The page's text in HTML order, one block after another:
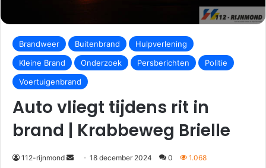
Brandweer Buitenbrand
Hulpverlening
Kleine Brand
Onderzoek Persberichten
Politie
Voertuigenbrand
Auto vliegt tijdens rit in
brand | Krabbeweg Brielle
112-rijnmond 18 december 2024 0 1.068